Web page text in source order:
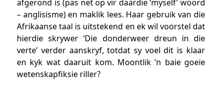
afgerond is (pas net op vir daardie ‘myself’ woord
– anglisisme) en maklik lees. Haar gebruik van die
Afrikaanse taal is uitstekend en ek wil voorstel dat
hierdie skrywer ‘Die donderweer dreun in die
verte’ verder aanskryf, totdat sy voel dit is klaar
en kyk wat daaruit kom. Moontlik ’n baie goeie
wetenskapfiksie riller?